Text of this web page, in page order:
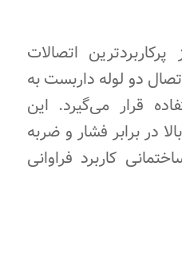
اتصالات
دو لوله داربست به
قرار می‌گیرد. این
در برابر فشار و ضربه
کاربرد فراوانی